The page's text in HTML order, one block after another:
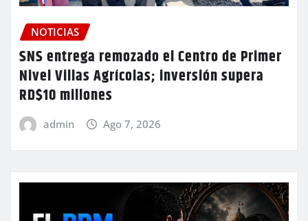
NOTICIAS
SNS entrega remozado el Centro de Primer
Nivel Villas Agrícolas; inversión supera
RD$10 millones
admin Ago 7, 2026